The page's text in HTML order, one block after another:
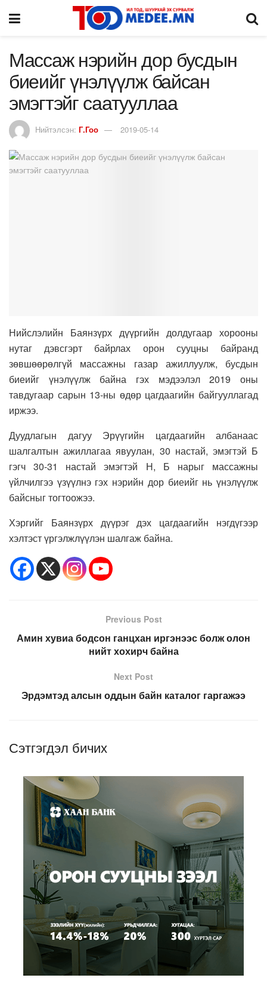
Массаж нэрийн дор бусдын
биеийг үнэлүүлж байсан
эмэгтэйг саатууллаа
Нийтэлсэн: Г.Гоо 2019-05-14
Нийслэлийн Баянзүрх дүүргийн долдугаар хорооны
нутаг дэвсгэрт байрлах орон сууцны байранд
зөвшөөрөлгүй массажны газар ажиллуулж, бусдын
биеийг үнэлүүлж байна гэх мэдээлэл 2019 оны
тавдугаар сарын 13-ны өдөр цагдаагийн байгууллагад
иржээ.
Дуудлагын дагуу Эрүүгийн цагдаагийн албанаас
шалгалтын ажиллагаа явуулан, 30 настай, эмэгтэй Б
гэгч 30-31 настай эмэгтэй Н, Б нарыг массажны
үйлчилгээ үзүүлнэ гэх нэрийн дор биеийг нь үнэлүүлж
байсныг тогтоожээ.
Хэргийг Баянзүрх дүүрэг дэх цагдаагийн нэгдүгээр
хэлтэст үргэлжлүүлэн шалгаж байна.
Previous Post
Амин хувиа бодсон ганцхан иргэнээс болж олон
нийт хохирч байна
Next Post
Эрдэмтэд алсын оддын байн каталог гаргажээ
Сэтгэгдэл бичих